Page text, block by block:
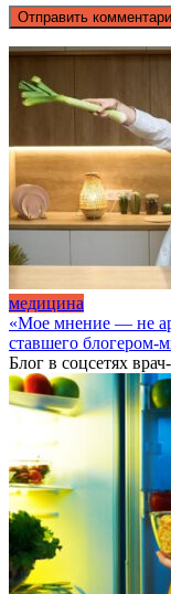
медицина
«Мое мнение — не
ставшего блогером-
Блог в соцсетях